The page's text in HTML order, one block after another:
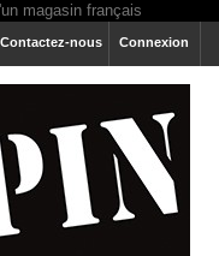
Connexion
Contactez-nous